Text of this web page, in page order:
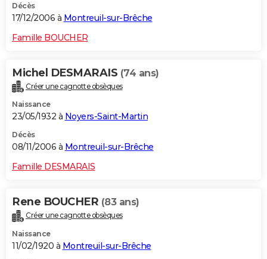
Décès
17/12/2006 à Montreuil-sur-Brêche
Famille BOUCHER
Michel DESMARAIS (74 ans)
Créer une cagnotte obsèques
Naissance
23/05/1932 à Noyers-Saint-Martin
Décès
08/11/2006 à Montreuil-sur-Brêche
Famille DESMARAIS
Rene BOUCHER (83 ans)
Créer une cagnotte obsèques
Naissance
11/02/1920 à Montreuil-sur-Brêche